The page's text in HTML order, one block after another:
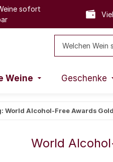
sofort
Weine Geschenke
Alcohol-Free Awards
World